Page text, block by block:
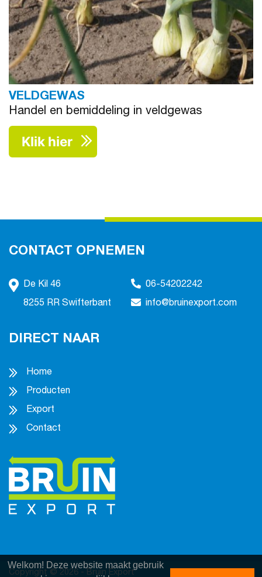
VELDGEWAS
Handel en bemiddeling in veldgewas
Klik hier
CONTACT OPNEMEN
De Kil 46
06-54202242
8255 RR Swifterbant
info@bruinexport.com
DIRECT NAAR
Home
Producten
Export
Contact
Copyright © 2026 - Bruin Export
Welkom! Deze website maakt gebruik